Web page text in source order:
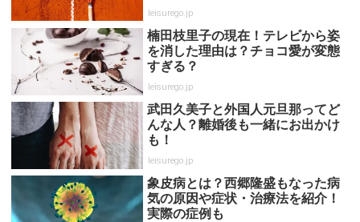
leisurego.jp
楠田枝里子の現在！テレビから姿
を消した理由は？チョコ愛が変態
すぎる？
leisurego.jp
武田久美子と外国人元旦那ってど
んな人？離婚後も一緒にお出かけ
も！
leisurego.jp
象皮病とは？西郷隆盛もなった病
気の原因や症状・治療法を紹介！
実際の症例も